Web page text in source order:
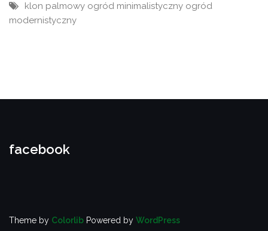
klon palmowy ogród minimalistyczny ogród
modernistyczny
facebook
Theme by Colorlib Powered by WordPress